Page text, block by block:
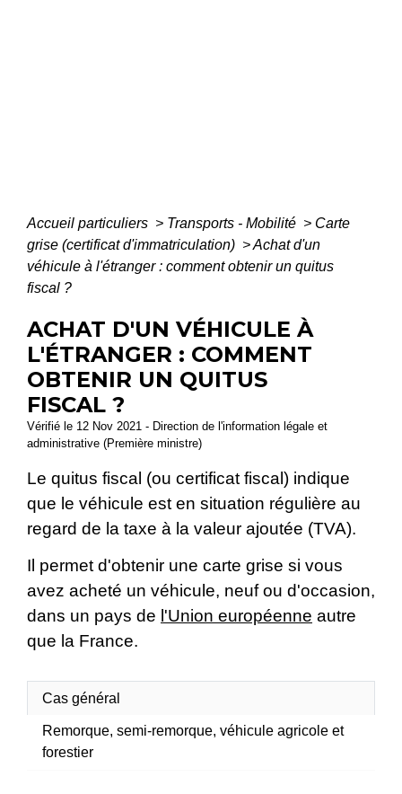
Accueil particuliers > Transports - Mobilité > Carte
grise (certificat d'immatriculation) >Achat d'un
véhicule à l'étranger : comment obtenir un quitus
fiscal ?
ACHAT D'UN VÉHICULE À
L'ÉTRANGER : COMMENT
OBTENIR UN QUITUS
FISCAL ?
Vérifié le 12 Nov 2021 - Direction de l'information légale et
administrative (Première ministre)
Le quitus fiscal (ou certificat fiscal) indique
que le véhicule est en situation régulière au
regard de la taxe à la valeur ajoutée (TVA).
Il permet d'obtenir une carte grise si vous
avez acheté un véhicule, neuf ou d'occasion,
dans un pays de l'Union européenne autre
que la France.
Cas général
Remorque, semi-remorque, véhicule agricole et
forestier